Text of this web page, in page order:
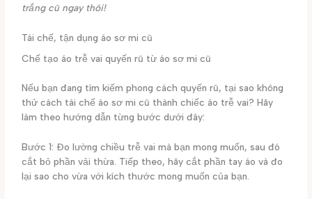
trắng cũ ngay thôi!
Tái chế, tận dụng áo sơ mi cũ
Chế tạo áo trễ vai quyến rũ từ áo sơ mi cũ
Nếu bạn đang tìm kiếm phong cách quyến rũ, tại sao không
thử cách tái chế áo sơ mi cũ thành chiếc áo trễ vai? Hãy
làm theo hướng dẫn từng bước dưới đây:
Bước 1: Đo lường chiều trễ vai mà bạn mong muốn, sau đó
cắt bỏ phần vải thừa. Tiếp theo, hãy cắt phần tay áo và đo
lại sao cho vừa với kích thước mong muốn của bạn.